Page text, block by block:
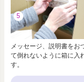
5
メッセージ、説明書をお
て倒れないように箱に入
す。